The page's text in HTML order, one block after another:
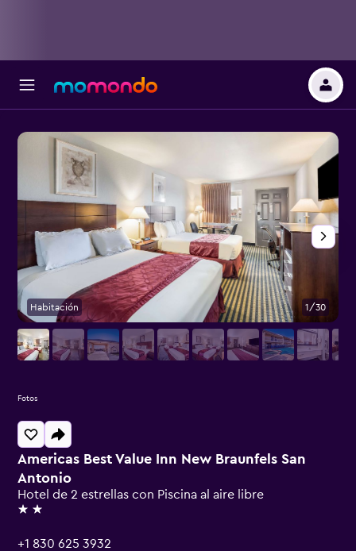
Americas Best Value Inn New Braunfels San
Antonio
Hotel de 2 estrellas con Piscina al aire libre
2 estrellas
+1 830 625 3932
Habitación 1/30
Fotos